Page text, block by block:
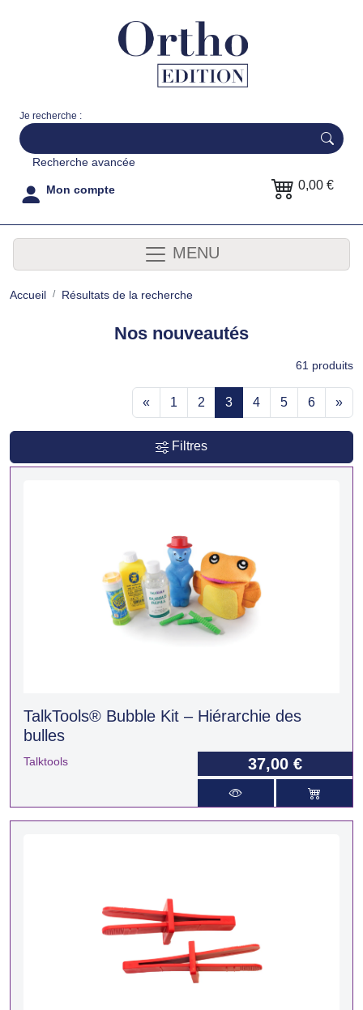
Je recherche :
Recherche avancée
Mon compte 0,00 €
MENU
Accueil Résultats de la recherche
Nos nouveautés
61 produits
« 1 2 3 4 5 6 »
Filtres
TalkTools® Bubble Kit – Hiérarchie des
bulles
Talktools 37,00 €